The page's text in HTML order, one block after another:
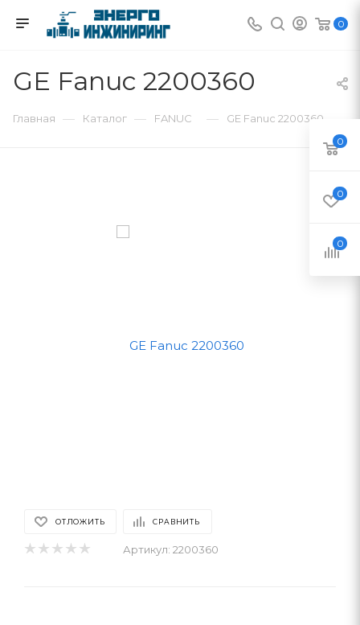
0
GE Fanuc 2200360
Главная — Каталог — FANUC — GE Fanuc 2200360
ОТЛОЖИТЬ СРАВНИТЬ
Артикул: 2200360
0
0
0